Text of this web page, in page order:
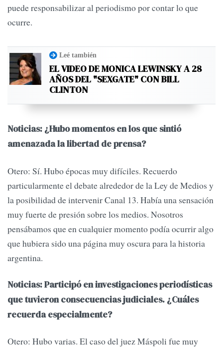
puede responsabilizar al periodismo por contar lo que
ocurre.
Leé también
EL VIDEO DE MONICA LEWINSKY A 28
AÑOS DEL "SEXGATE" CON BILL
CLINTON
Noticias: ¿Hubo momentos en los que sintió
amenazada la libertad de prensa?
Otero: Sí. Hubo épocas muy difíciles. Recuerdo
particularmente el debate alrededor de la Ley de Medios y
la posibilidad de intervenir Canal 13. Había una sensación
muy fuerte de presión sobre los medios. Nosotros
pensábamos que en cualquier momento podía ocurrir algo
que hubiera sido una página muy oscura para la historia
argentina.
Noticias: Participó en investigaciones periodísticas
que tuvieron consecuencias judiciales. ¿Cuáles
recuerda especialmente?
Otero: Hubo varias. El caso del juez Máspoli fue muy